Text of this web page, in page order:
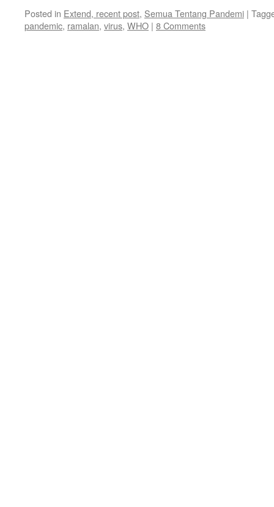
Posted in Extend, recent post, Semua Tentang Pandemi |
pandemic, ramalan, virus, WHO | 8 Comments